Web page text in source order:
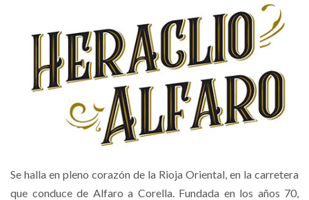
Se halla en pleno corazón de la Rioja Oriental, en la carretera
que conduce de Alfaro a Corella. Fundada en los años 70,